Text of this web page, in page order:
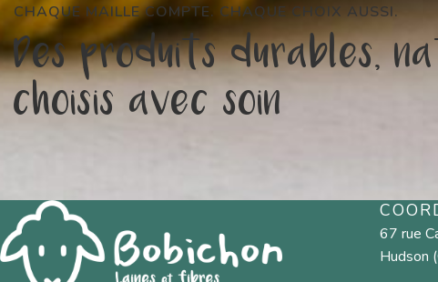
CHAQUE MAILLE COMPTE. CHAQUE CHOIX AUSSI.
Des produits durables,
choisis avec soin
67 rue
Hudson